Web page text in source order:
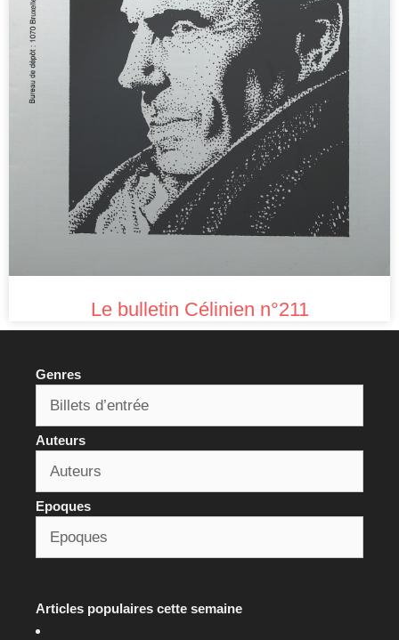
Le bulletin Célinien n°211
Genres
Auteurs
Epoques
Articles populaires cette semaine